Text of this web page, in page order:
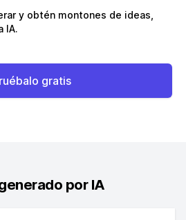
y obtén montones de ideas,
IA.
gratis
por IA